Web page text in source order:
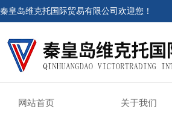
秦皇岛维克托国际贸易有限公司欢迎您！
网站首页 关于我们